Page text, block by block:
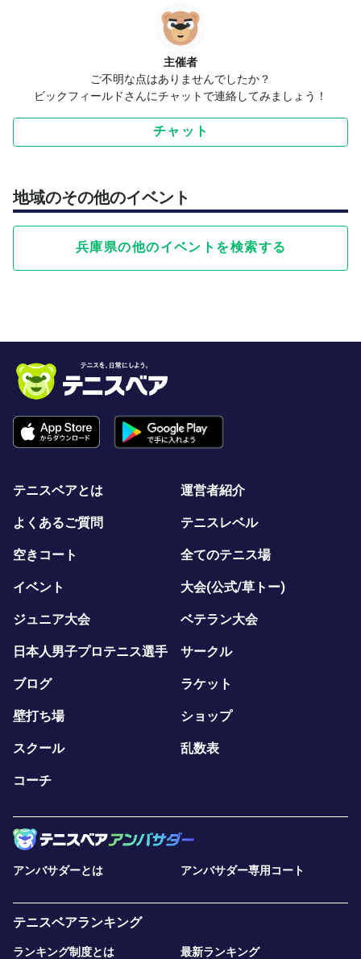
主催者
ご不明な点はありませんでしたか？
ビックフィールドさんにチャットで連絡してみましょう！
チャット
地域のその他のイベント
兵庫県の他のイベントを検索する
テニスベアとは 運営者紹介
よくあるご質問 テニスレベル
空きコート 全てのテニス場
イベント 大会(公式/草トー)
ジュニア大会 ベテラン大会
日本人男子プロテニス選手 サークル
ブログ ラケット
壁打ち場 ショップ
スクール 乱数表
コーチ
アンバサダーとは アンバサダー専用コート
テニスベアランキング
ランキング制度とは 最新ランキング